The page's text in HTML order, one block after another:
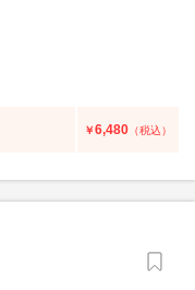
￥6,480 （税込）